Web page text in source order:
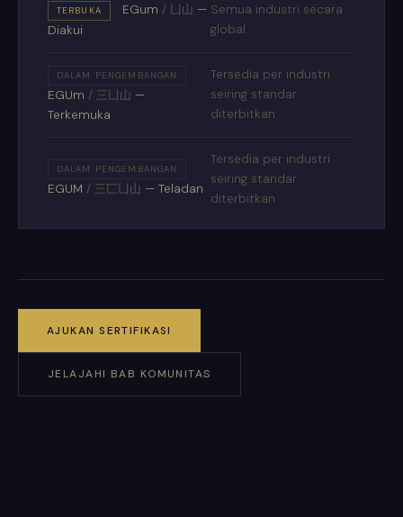
TERBUKA EGum / 凵山 —
Diakui
Semua industri secara
global
DALAM PENGEMBANGAN
EGUm / 三凵山 —
Terkemuka
Tersedia per industri
seiring standar
diterbitkan
DALAM PENGEMBANGAN
EGUM / 三匸凵山 — Teladan
Tersedia per industri
seiring standar
diterbitkan
AJUKAN SERTIFIKASI
JELAJAHI BAB KOMUNITAS